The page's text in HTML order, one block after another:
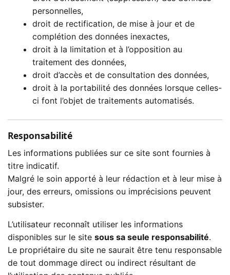
personnelles,
droit de rectification, de mise à jour et de
complétion des données inexactes,
droit à la limitation et à l’opposition au
traitement des données,
droit d’accès et de consultation des données,
droit à la portabilité des données lorsque celles-
ci font l’objet de traitements automatisés.
Responsabilité
Les informations publiées sur ce site sont fournies à
titre indicatif.
Malgré le soin apporté à leur rédaction et à leur mise à
jour, des erreurs, omissions ou imprécisions peuvent
subsister.
L’utilisateur reconnaît utiliser les informations
disponibles sur le site sous sa seule responsabilité.
Le propriétaire du site ne saurait être tenu responsable
de tout dommage direct ou indirect résultant de